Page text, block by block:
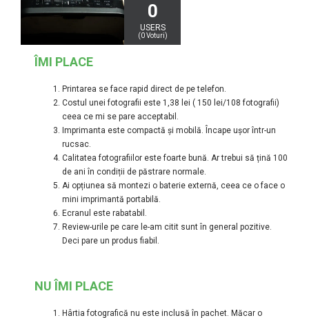
0
USERS
(0Voturi)
ÎMI PLACE
Printarea se face rapid direct de pe telefon.
Costul unei fotografii este 1,38 lei ( 150 lei/108 fotografii)
ceea ce mi se pare acceptabil.
Imprimanta este compactă și mobilă. Încape ușor într-un
rucsac.
Calitatea fotografiilor este foarte bună. Ar trebui să țină 100
de ani în condiții de păstrare normale.
Ai opțiunea să montezi o baterie externă, ceea ce o face o
mini imprimantă portabilă.
Ecranul este rabatabil.
Review-urile pe care le-am citit sunt în general pozitive.
Deci pare un produs fiabil.
NU ÎMI PLACE
Hârtia fotografică nu este inclusă în pachet. Măcar o